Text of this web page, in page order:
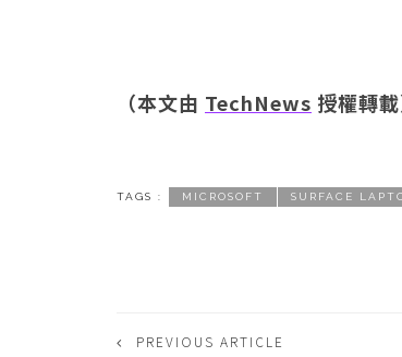
（本文由 TechNews 授權轉載
TAGS : MICROSOFT SURFACE
PREVIOUS ARTICLE